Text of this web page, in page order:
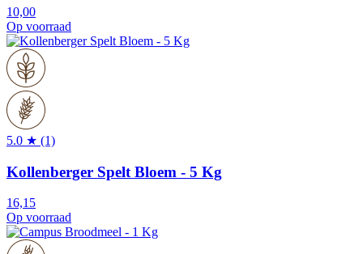
10,00
Op voorraad
5.0 ★ (1)
Kollenberger Spelt Bloem - 5 Kg
16,15
Op voorraad